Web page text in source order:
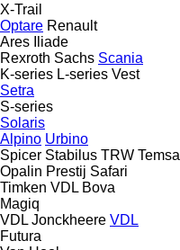
X-Trail
Optare Renault
Ares
Iliade
Rexroth Sachs Scania
K-series L-series Vest
Setra
S-series
Solaris
Alpino Urbino
Spicer Stabilus TRW Temsa
Opalin Prestij Safari
Timken VDL Bova
Magiq
VDL Jonckheere VDL
Futura